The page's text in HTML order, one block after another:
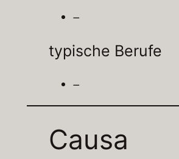
–
typische Berufe
–
Causa